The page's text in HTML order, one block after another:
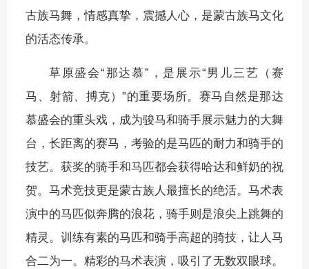
古族马舞，情感真挚，震撼人心，是蒙古族马文化
的活态传承。
草原盛会“那达慕”，是展示“男儿三艺（赛
马、射箭、搏克）”的重要场所。赛马自然是那达
慕盛会的重头戏，成为骏马和骑手展示魅力的大舞
台，长距离的赛马，考验的是马匹的耐力和骑手的
技艺。获奖的骑手和马匹都会获得哈达和鲜奶的祝
贺。马术竞技更是蒙古族人最擅长的绝活。马术表
演中的马匹似奔腾的浪花，骑手则是浪尖上跳舞的
精灵。训练有素的马匹和骑手高超的骑技，让人马
合二为一。精彩的马术表演，吸引了无数双眼球。